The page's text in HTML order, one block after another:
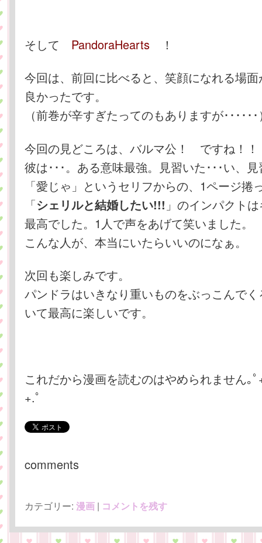
そして PandoraHearts ！
今回は、前回に比べると、笑顔になれる場
良かったです。
（前巻が辛すぎたってのもありますが･････
今回の見どころは、バルマ公！ ですね！！
彼は･･･。ある意味最強。見習いた･･･い、
「愛じゃ」というセリフからの、1ページ捲
「シェリルと結婚したい!!! 」のインパクト
最高でした。1人で声をあげて笑いました。
こんな人が、本当にいたらいいのになぁ。
次回も楽しみです。
パンドラはいきなり重いものをぶっこんで
いて最高に楽しいです。
これだから漫画を読むのはやめられません｡
+.ﾟ
comments
カテゴリー: 漫画 | コメントを残す